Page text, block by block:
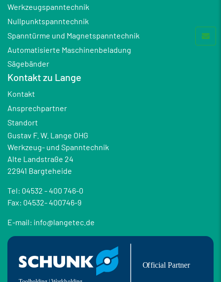
Werkzeugspanntechnik
Nullpunktspanntechnik
Spanntürme und Magnetspanntechnik
Automatisierte Maschinenbeladung
Sägebänder
Kontakt zu Lange
Kontakt
Ansprechpartner
Standort
Gustav F. W. Lange OHG
Werkzeug- und Spanntechnik
Alte Landstraße 24
22941 Bargteheide
Tel: 04532 - 400 746-0
Fax: 04532- 400746-9
E-mail: info@langetec.de